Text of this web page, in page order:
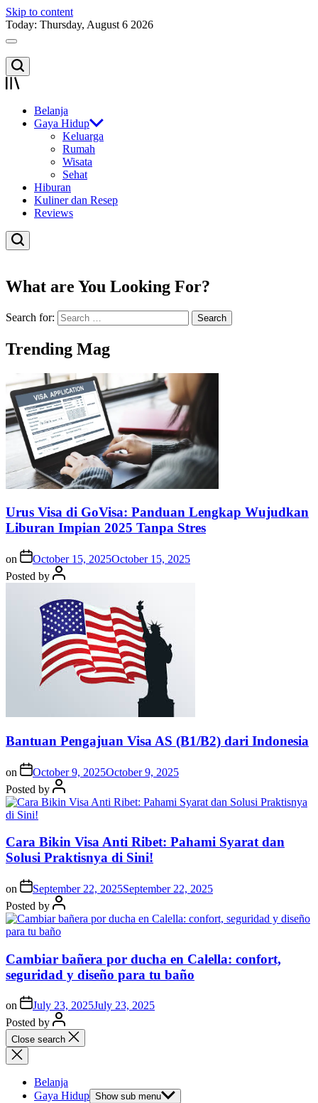
Skip to content
Today: Thursday, August 6 2026
Belanja
Gaya Hidup
Keluarga
Rumah
Wisata
Sehat
Hiburan
Kuliner dan Resep
Reviews
What are You Looking For?
Search for:
Trending Mag
Urus Visa di GoVisa: Panduan Lengkap Wujudkan
Liburan Impian 2025 Tanpa Stres
on October 15, 2025October 15, 2025
Posted by
Bantuan Pengajuan Visa AS (B1/B2) dari Indonesia
on October 9, 2025October 9, 2025
Posted by
Cara Bikin Visa Anti Ribet: Pahami Syarat dan
Solusi Praktisnya di Sini!
on September 22, 2025September 22, 2025
Posted by
Cambiar bañera por ducha en Calella: confort,
seguridad y diseño para tu baño
on July 23, 2025July 23, 2025
Posted by
Close search
Belanja
Gaya Hidup Show sub menu